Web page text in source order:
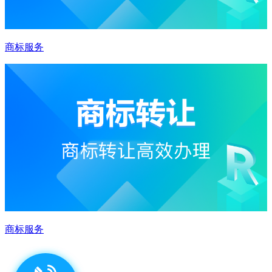
商标服务
商标服务